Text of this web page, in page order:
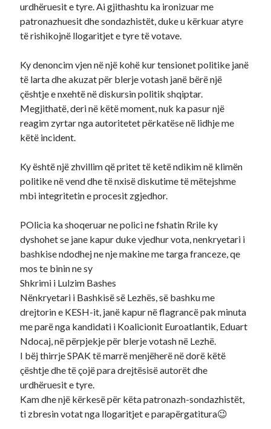
urdhëruesit e tyre. Ai gjithashtu ka ironizuar me
patronazhuesit dhe sondazhistët, duke u kërkuar atyre
të rishikojnë llogaritjet e tyre të votave.
Ky denoncim vjen në një kohë kur tensionet politike janë
të larta dhe akuzat për blerje votash janë bërë një
çështje e nxehtë në diskursin politik shqiptar.
Megjithatë, deri në këtë moment, nuk ka pasur një
reagim zyrtar nga autoritetet përkatëse në lidhje me
këtë incident.
Ky është një zhvillim që pritet të ketë ndikim në klimën
politike në vend dhe të nxisë diskutime të mëtejshme
mbi integritetin e procesit zgjedhor.
POlicia ka shoqeruar ne polici ne fshatin Rrile ky
dyshohet se jane kapur duke vjedhur vota, nenkryetari i
bashkise ndodhej ne nje makine me targa franceze, qe
mos te binin ne sy
Shkrimi i Lulzim Bashes
Nënkryetari i Bashkisë së Lezhës, së bashku me
drejtorin e KESH-it, janë kapur në flagrancë pak minuta
me parë nga kandidati i Koalicionit Euroatlantik, Eduart
Ndocaj, në përpjekje për blerje votash në Lezhë.
I bëj thirrje SPAK të marrë menjëherë në dorë këtë
çështje dhe të çojë para drejtësisë autorët dhe
urdhëruesit e tyre.
Kam dhe një kërkesë për këta patronazh-sondazhistët,
ti zbresin votat nga llogaritjet e parapërgatitura😉